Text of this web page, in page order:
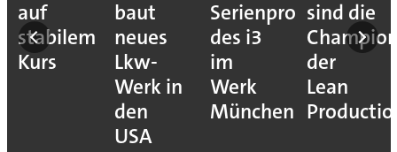
auf
stabilem
Kurs
baut
neues
Lkw-
Werk in
den
USA
Serienproduktion
des i3
im
Werk
München
sind die
der
Lean